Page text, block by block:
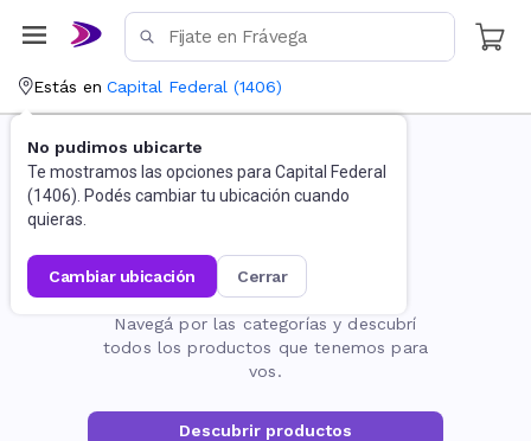
Estás en Capital Federal (1406)
No pudimos ubicarte
Te mostramos las opciones para Capital Federal
(1406). Podés cambiar tu ubicación cuando
quieras.
cambiar ubicación cerrar
La página no existe
Navegá por las categorías y descubrí
todos los productos que tenemos para
vos.
Descubrir productos